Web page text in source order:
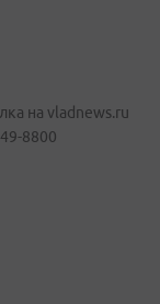
на vladnews.ru
8800